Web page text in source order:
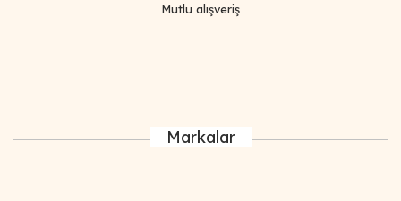
Mutlu alışveriş
Markalar